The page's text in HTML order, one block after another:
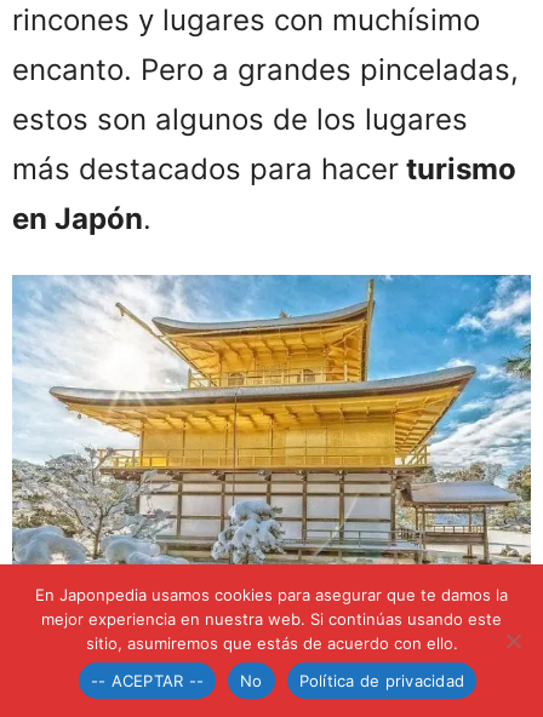
rincones y lugares con muchísimo
encanto. Pero a grandes pinceladas,
estos son algunos de los lugares
más destacados para hacer turismo
en Japón.
Hacer turismo en Japón. Pabellón Dorado de Kioto.
En Japonpedia usamos cookies para asegurar que te damos la
mejor experiencia en nuestra web. Si continúas usando este
sitio, asumiremos que estás de acuerdo con ello.
-- ACEPTAR --
No Política de privacidad